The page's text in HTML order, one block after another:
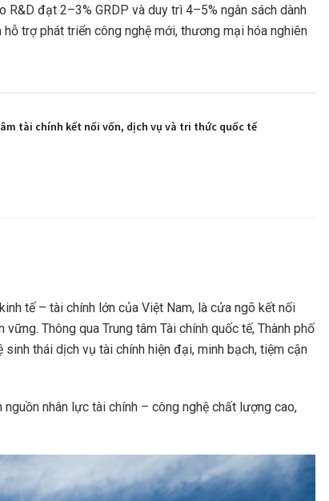
đạt 2–3% GRDP và duy trì 4–5% ngân sách dành
trợ phát triển công nghệ mới, thương mại hóa nghiên
tài chính kết nối vốn, dịch vụ và tri thức quốc tế
tế – tài chính lớn của Việt Nam, là cửa ngõ kết nối
Thông qua Trung tâm Tài chính quốc tế, Thành phố
thái dịch vụ tài chính hiện đại, minh bạch, tiệm cận
nhân lực tài chính – công nghệ chất lượng cao,